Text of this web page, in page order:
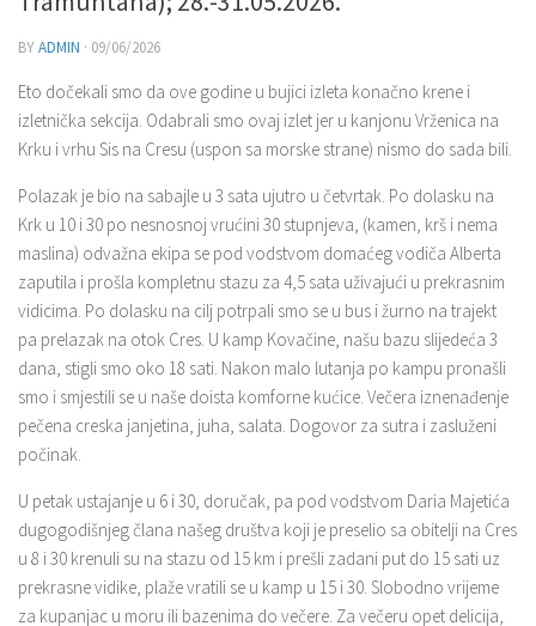
BYADMIN · 09/06/2026
Eto dočekali smo da ove godine u bujici izleta konačno krene i
izletnička sekcija. Odabrali smo ovaj izlet jer u kanjonu Vrženica na
Krku i vrhu Sis na Cresu (uspon sa morske strane) nismo do sada bili.
Polazak je bio na sabajle u 3 sata ujutro u četvrtak. Po dolasku na
Krk u 10 i 30 po nesnosnoj vrućini 30 stupnjeva, (kamen, krš i nema
maslina) odvažna ekipa se pod vodstvom domaćeg vodiča Alberta
zaputila i prošla kompletnu stazu za 4,5 sata uživajući u prekrasnim
vidicima. Po dolasku na cilj potrpali smo se u bus i žurno na trajekt
pa prelazak na otok Cres. U kamp Kovačine, našu bazu slijedeća 3
dana, stigli smo oko 18 sati. Nakon malo lutanja po kampu pronašli
smo i smjestili se u naše doista komforne kućice. Večera iznenađenje
pečena creska janjetina, juha, salata. Dogovor za sutra i zasluženi
počinak.
U petak ustajanje u 6 i 30, doručak, pa pod vodstvom Daria Majetića
dugogodišnjeg člana našeg društva koji je preselio sa obitelji na Cres
u 8 i 30 krenuli su na stazu od 15 km i prešli zadani put do 15 sati uz
prekrasne vidike, plaže vratili se u kamp u 15 i 30. Slobodno vrijeme
za kupanjac u moru ili bazenima do večere. Za večeru opet delicija,